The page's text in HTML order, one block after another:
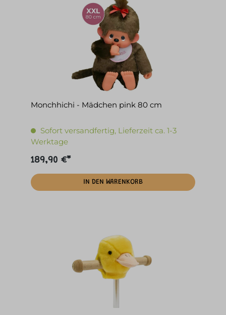
Monchhichi - Mädchen pink 80 cm
Sofort versandfertig, Lieferzeit ca. 1-3
Werktage
189,90 €*
IN DEN WARENKORB